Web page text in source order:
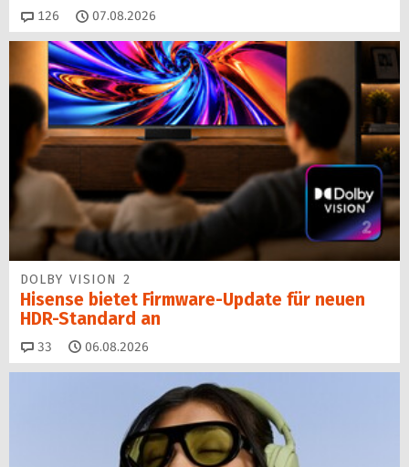
126 Kommentare
07.08.2026
DOLBY VISION 2
Hisense bietet Firmware-Update für neuen
HDR-Standard an
33 Kommentare
06.08.2026